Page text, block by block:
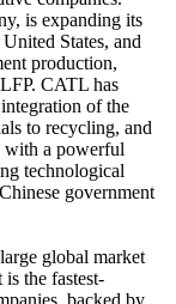
is expanding its
States, and
production,
CATL has
of the
to recycling, and
with a powerful
technological
government
global market
the fastest-